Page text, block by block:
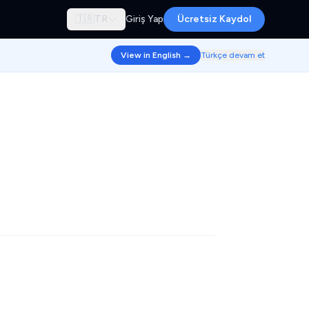
🇹🇷 TR Giriş Yap Ücretsiz Kaydol
View in English → Türkçe devam et